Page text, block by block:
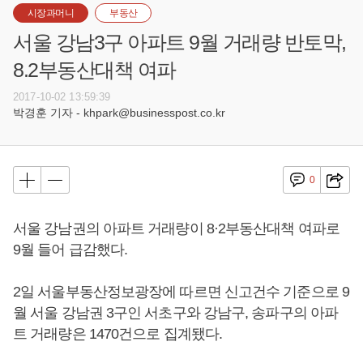
시장과머니 부동산
서울 강남3구 아파트 9월 거래량 반토막,
8.2부동산대책 여파
2017-10-02 13:59:39
박경훈 기자 - khpark@businesspost.co.kr
0
서울 강남권의 아파트 거래량이 8·2부동산대책 여파로
9월 들어 급감했다.
2일 서울부동산정보광장에 따르면 신고건수 기준으로 9
월 서울 강남권 3구인 서초구와 강남구, 송파구의 아파
트 거래량은 1470건으로 집계됐다.